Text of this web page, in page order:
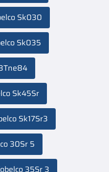
Sk030
Sk035
Sk45Sr
Sk17Sr3
30Sr 5
35Sr 3